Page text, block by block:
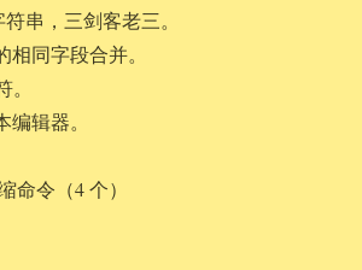
符串，三剑客老三。
同字段合并。
辑器。
命令（4 个）